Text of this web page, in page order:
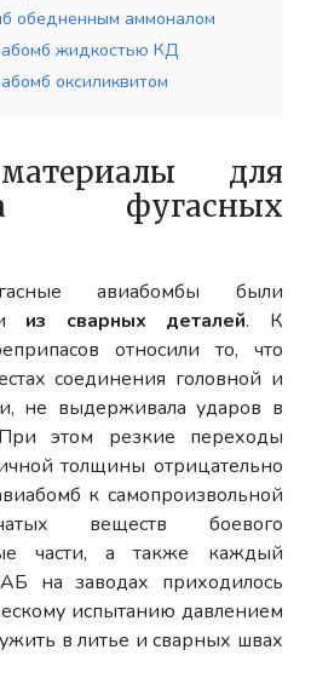
обедненным аммоналом
жидкостью КД
оксиликвитом
для
фугасных
авиабомбы были
из сварных деталей. К
относили то, что
соединения головной и
не выдерживала ударов в
этом резкие переходы
толщины отрицательно
к самопроизвольной
веществ боевого
части, а также каждый
на заводах приходилось
испытанию давлением
в литье и сварных швах